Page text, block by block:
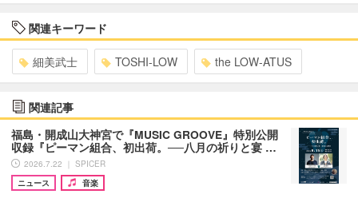
関連キーワード
細美武士 TOSHI-LOW the LOW-ATUS
関連記事
福島・開成山大神宮で『MUSIC GROOVE』特別公開
収録『ピーマン組合、初出荷。──八月の祈りと宴 …
2026.7.22 ｜ SPICER
ニュース
音楽